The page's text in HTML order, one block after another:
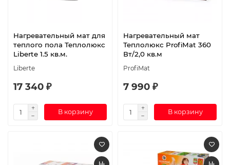
Нагревательный мат для
теплого пола Теплолюкс
Liberte 1.5 кв.м.
Liberte
17 340 ₽
В корзину
Нагревательный мат
Теплолюкс ProfiMat 360
Вт/2,0 кв.м
ProfiMat
7 990 ₽
В корзину